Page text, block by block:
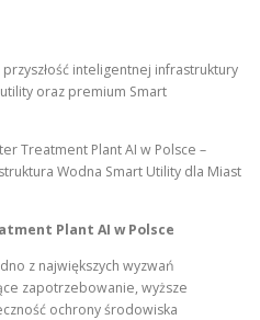
inteligentnej infrastruktury
oraz premium Smart
Treatment Plant AI w Polsce –
Wodna Smart Utility dla Miast
Plant AI w Polsce
z największych wyzwań
zapotrzebowanie, wyższe
ochrony środowiska